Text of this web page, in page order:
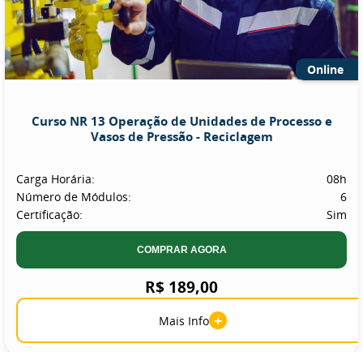
Online
Curso NR 13 Operação de Unidades de Processo e
Vasos de Pressão - Reciclagem
Carga Horária:
08h
Número de Módulos:
6
Certificação:
Sim
COMPRAR AGORA
R$ 189,00
Mais Info +